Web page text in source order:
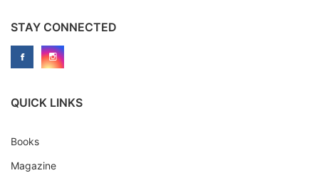
STAY CONNECTED
QUICK LINKS
Books
Magazine